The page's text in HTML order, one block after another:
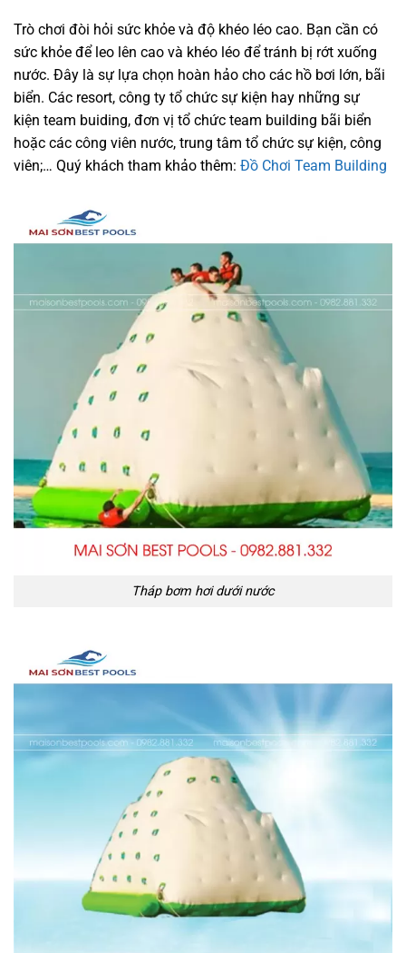
Trò chơi đòi hỏi sức khỏe và độ khéo léo cao. Bạn cần có
sức khỏe để leo lên cao và khéo léo để tránh bị rớt xuống
nước. Đây là sự lựa chọn hoàn hảo cho các hồ bơi lớn, bãi
biển. Các resort, công ty tổ chức sự kiện hay những sự
kiện team buiding, đơn vị tổ chức team building bãi biển
hoặc các công viên nước, trung tâm tổ chức sự kiện, công
viên;… Quý khách tham khảo thêm: Đồ Chơi Team Building
Tháp bơm hơi dưới nước